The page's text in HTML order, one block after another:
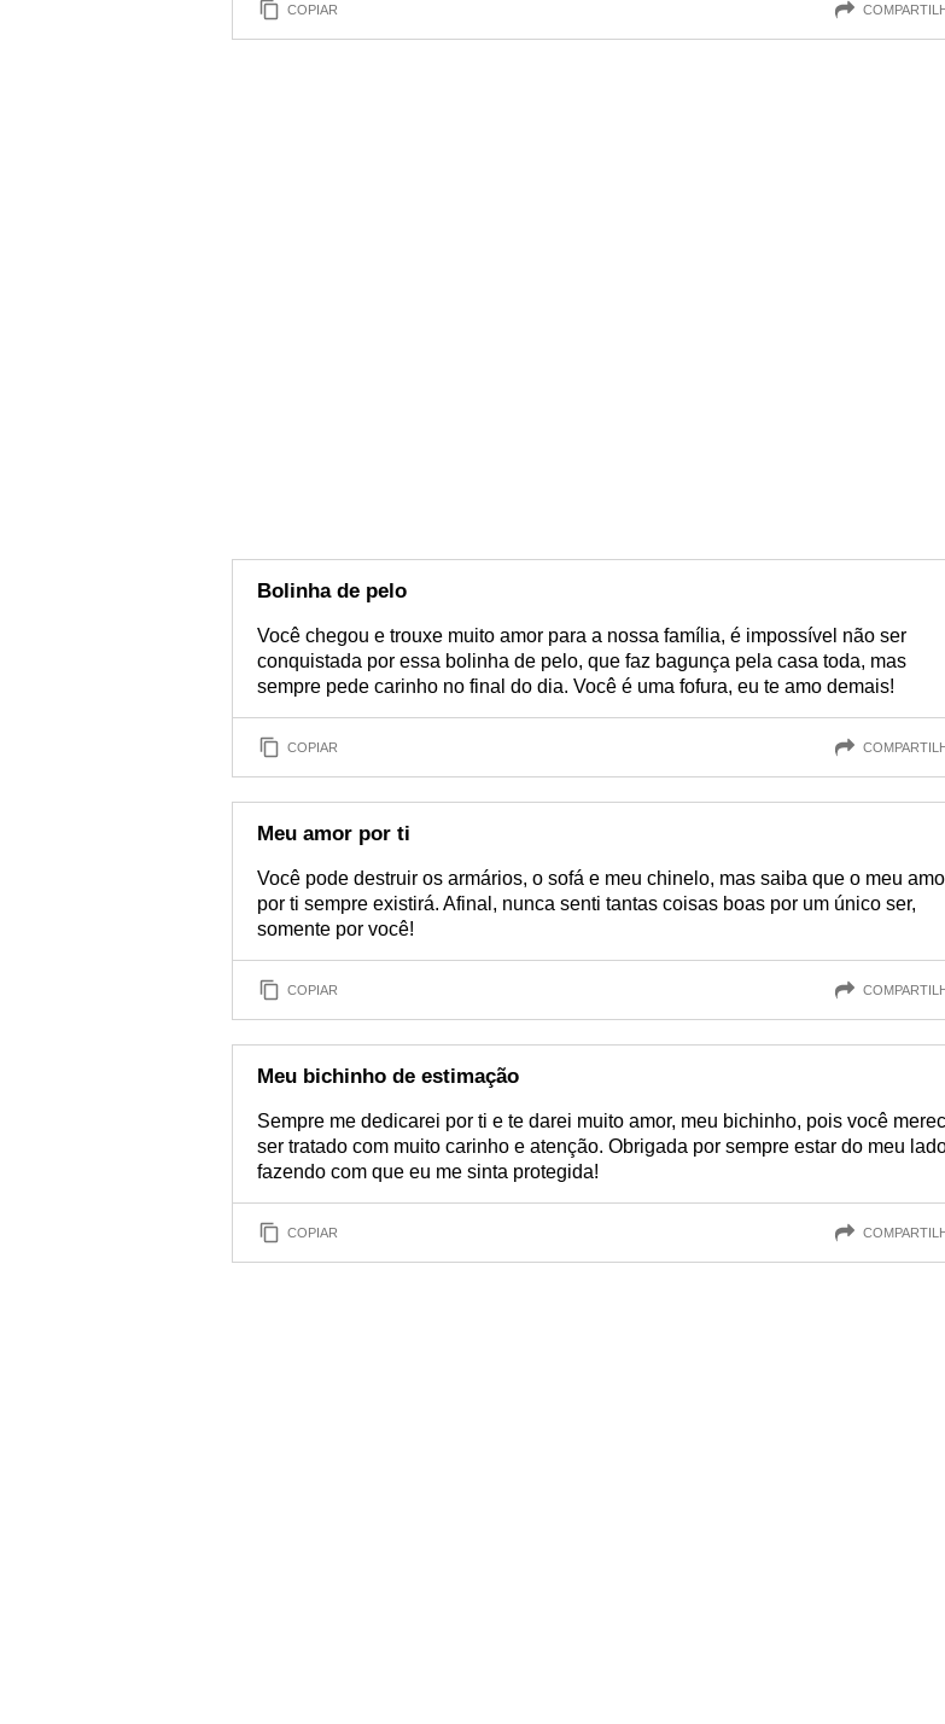
COPIAR
Bolinha de pelo
Você chegou e trouxe muito amor para a nossa família, é impossível não ser
conquistada por essa bolinha de pelo, que faz bagunça pela casa toda, mas
sempre pede carinho no final do dia. Você é uma fofura, eu te amo demais!
COPIAR
Meu amor por ti
Você pode destruir os armários, o sofá e meu chinelo, mas saiba que o meu
por ti sempre existirá. Afinal, nunca senti tantas coisas boas por um único ser,
somente por você!
COPIAR
Meu bichinho de estimação
Sempre me dedicarei por ti e te darei muito amor, meu bichinho, pois você
ser tratado com muito carinho e atenção. Obrigada por sempre estar do meu
fazendo com que eu me sinta protegida!
COPIAR